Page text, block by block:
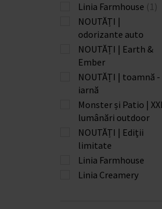
Linia Farmhouse (1)
NOUTĂȚI |
odorizante auto
NOUTĂȚI | Earth &
Ember
NOUTĂȚI | toamnă -
iarnă
Monster și Patio |
lumânări outdoor
NOUTĂȚI | Ediții
limitate
Linia Farmhouse
Linia Creamery